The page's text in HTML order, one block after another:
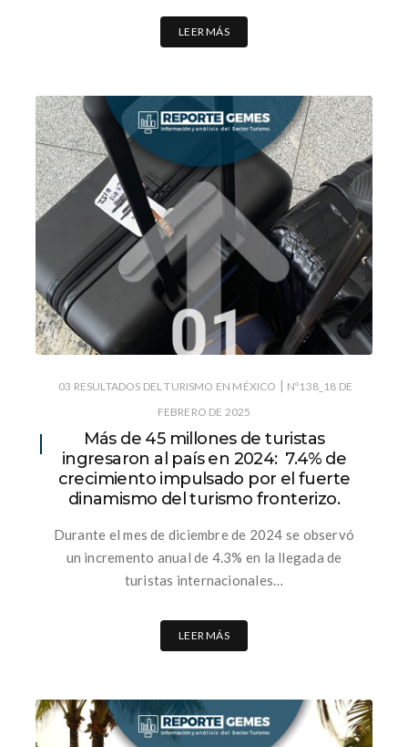
LEER MÁS
03 RESULTADOS DEL TURISMO EN MÉXICO | Nº138_18 DE
FEBRERO DE 2025
Más de 45 millones de turistas
ingresaron al país en 2024: 7.4% de
crecimiento impulsado por el fuerte
dinamismo del turismo fronterizo.
Durante el mes de diciembre de 2024 se observó
un incremento anual de 4.3% en la llegada de
turistas internacionales…
LEER MÁS